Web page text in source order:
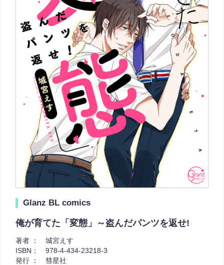
Glanz BL comics
俺が育てた「変態」～盗んだパンツを返せ!
著者 ：
城宮えす
ISBN：
978-4-434-23218-3
発行 ：
彗星社